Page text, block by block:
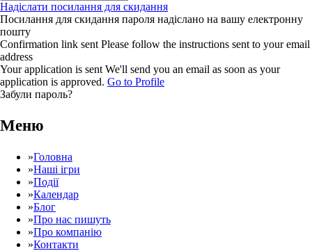
Надіслати посилання для скидання
Посилання для скидання пароля надіслано на вашу електронну
пошту
Confirmation link sent Please follow the instructions sent to your email
address
Your application is sent We'll send you an email as soon as your
application is approved. Go to Profile
Забули пароль?
Меню
»Головна
»Наші ігри
»Події
»Календар
»Блог
»Про нас пишуть
»Про компанію
»Контакти